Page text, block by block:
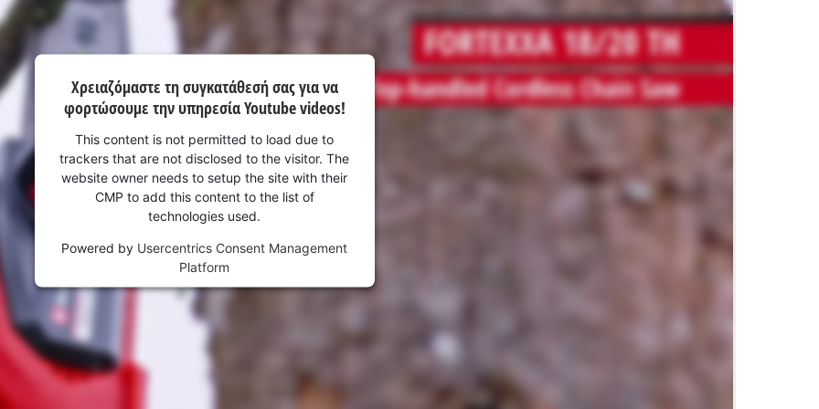
Χρειαζόμαστε τη συγκατάθεσή σας για να
φορτώσουμε την υπηρεσία Youtube videos!
This content is not permitted to load due to
trackers that are not disclosed to the visitor. The
website owner needs to setup the site with their
CMP to add this content to the list of
technologies used.
Powered by Usercentrics Consent Management
Platform